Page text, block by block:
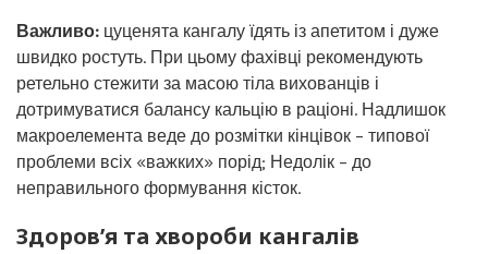
Важливо: цуценята кангалу їдять із апетитом і дуже
швидко ростуть. При цьому фахівці рекомендують
ретельно стежити за масою тіла вихованців і
дотримуватися балансу кальцію в раціоні. Надлишок
макроелемента веде до розмітки кінцівок – типової
проблеми всіх «важких» порід; Недолік – до
неправильного формування кісток.
Здоров’я та хвороби кангалів